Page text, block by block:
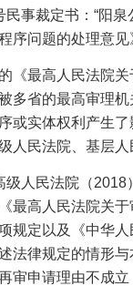
民事裁定书：“阳
序问题的处理意见
《最高人民法院
多省的最高审理
或实体权利产生
人民法院、基层
级人民法院（2018
高人民法院关于
规定以及《中华
法律规定的情形
审申请理由不成立